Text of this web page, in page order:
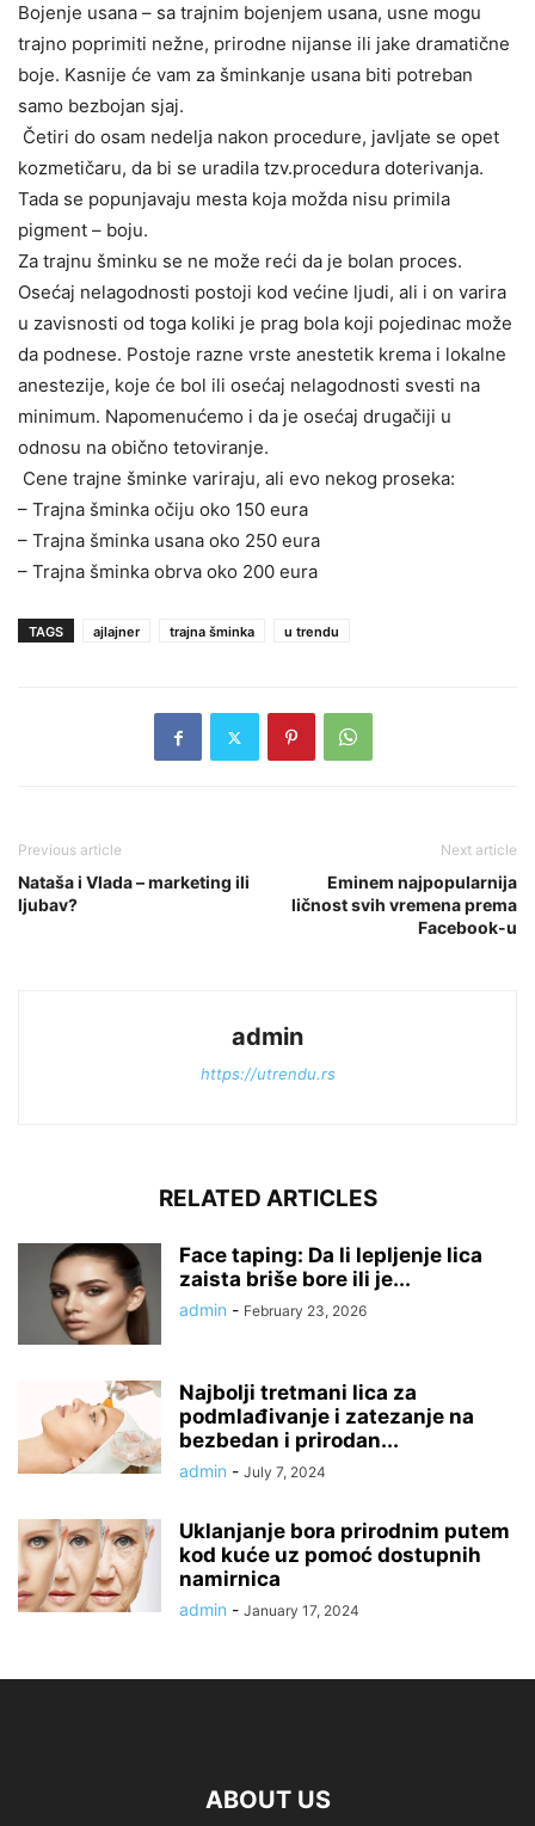
Bojenje usana – sa trajnim bojenjem usana, usne mogu
trajno poprimiti nežne, prirodne nijanse ili jake dramatične
boje. Kasnije će vam za šminkanje usana biti potreban
samo bezbojan sjaj.
Četiri do osam nedelja nakon procedure, javljate se opet
kozmetičaru, da bi se uradila tzv.procedura doterivanja.
Tada se popunjavaju mesta koja možda nisu primila
pigment – boju.
Za trajnu šminku se ne može reći da je bolan proces.
Osećaj nelagodnosti postoji kod većine ljudi, ali i on varira
u zavisnosti od toga koliki je prag bola koji pojedinac može
da podnese. Postoje razne vrste anestetik krema i lokalne
anestezije, koje će bol ili osećaj nelagodnosti svesti na
minimum. Napomenućemo i da je osećaj drugačiji u
odnosu na obično tetoviranje.
Cene trajne šminke variraju, ali evo nekog proseka:
– Trajna šminka očiju oko 150 eura
– Trajna šminka usana oko 250 eura
– Trajna šminka obrva oko 200 eura
TAGS ajlajner trajna šminka u trendu
Previous article
Nataša i Vlada – marketing ili
ljubav?
Next article
Eminem najpopularnija
ličnost svih vremena prema
Facebook-u
admin
https://utrendu.rs
RELATED ARTICLES
Face taping: Da li lepljenje lica
zaista briše bore ili je...
admin - February 23, 2026
Najbolji tretmani lica za
podmlađivanje i zatezanje na
bezbedan i prirodan...
admin - July 7, 2024
Uklanjanje bora prirodnim putem
kod kuće uz pomoć dostupnih
namirnica
admin - January 17, 2024
ABOUT US